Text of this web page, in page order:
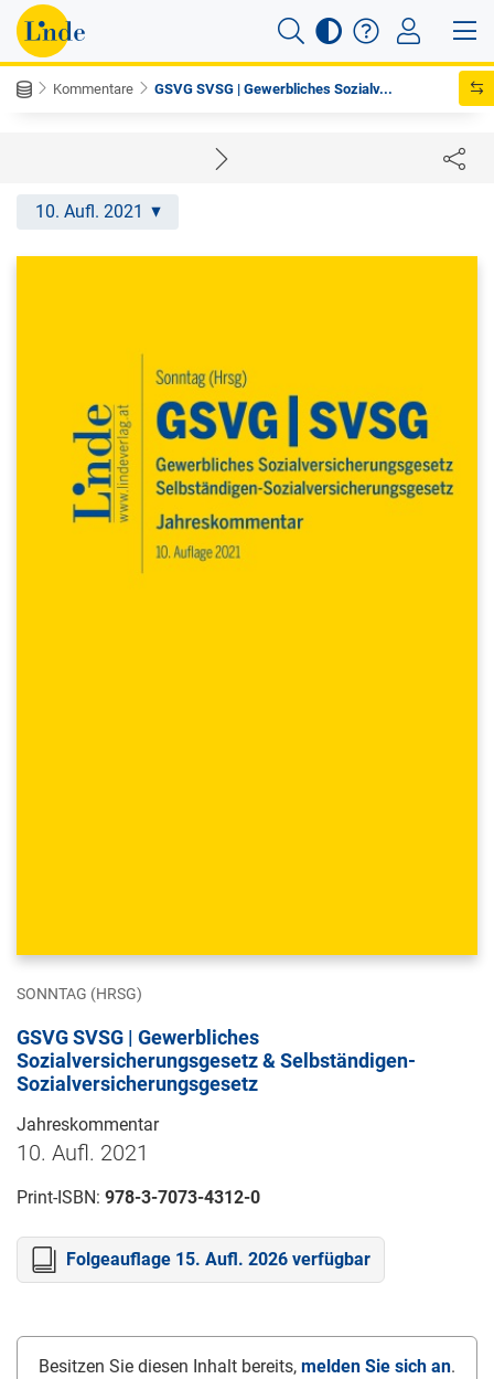
Kommentare GSVG SVSG | Gewerbliches Sozialv...
10. Aufl. 2021
SONNTAG (HRSG)
GSVG SVSG | Gewerbliches
Sozialversicherungsgesetz & Selbständigen-
Sozialversicherungsgesetz
Jahreskommentar
10. Aufl. 2021
Print-ISBN: 978-3-7073-4312-0
Folgeauflage 15. Aufl. 2026 verfügbar
Besitzen Sie diesen Inhalt bereits, melden Sie sich an.